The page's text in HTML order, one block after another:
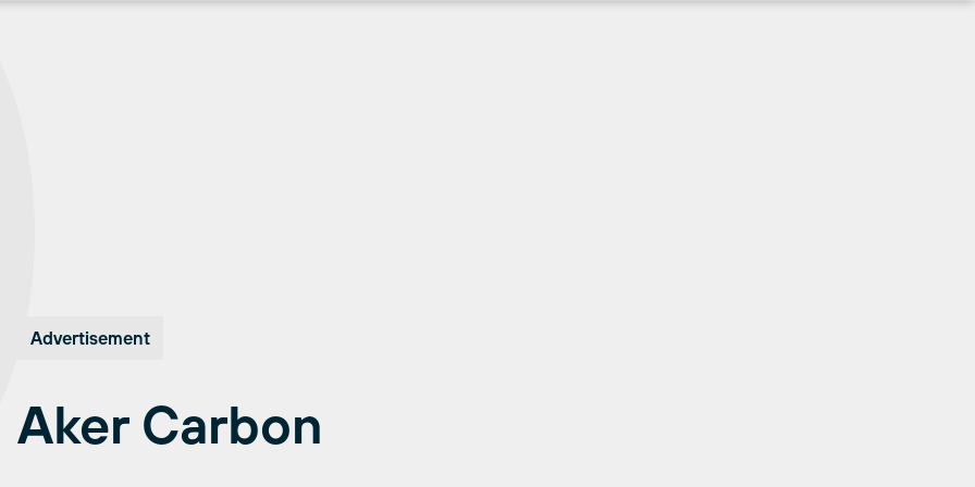
Advertisement
Aker Carbon